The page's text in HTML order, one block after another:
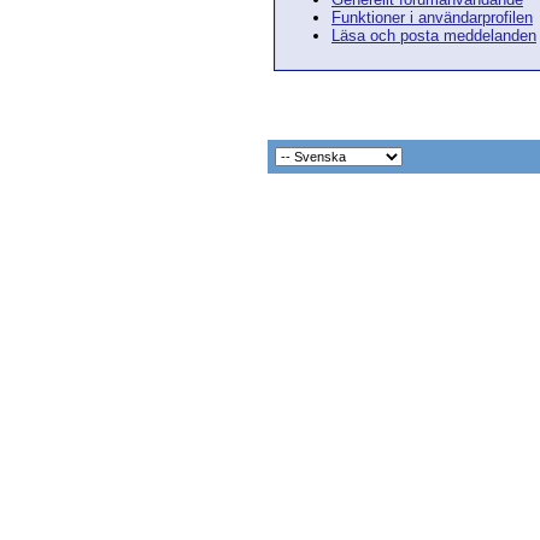
Funktioner i användarprofilen
Läsa och posta meddelanden